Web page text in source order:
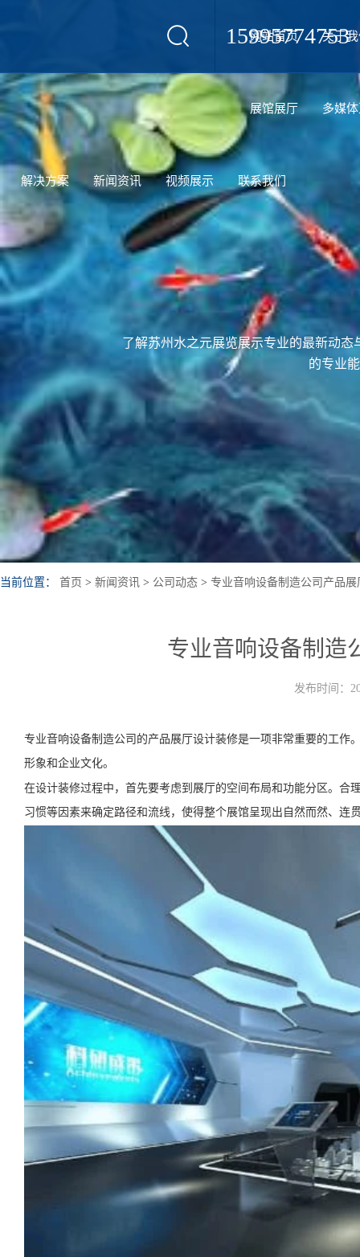
15995774753
网站首页 关于
展馆展厅 多媒
解决方案 新闻资讯 视频展示 联系我们
了解苏州水之元展览展示专业的最新动
的专业
当前位置： 首页 > 新闻资讯 > 公司动态 > 专业音响设备制造公司产品展
专业音响设备制造
发布时间：
专业音响设备制造公司的产品展厅设计装修是一项非常重要的工
形象和企业文化。
在设计装修过程中，首先要考虑到展厅的空间布局和功能分区。
习惯等因素来确定路径和流线，使得整个展馆呈现出自然而然、连